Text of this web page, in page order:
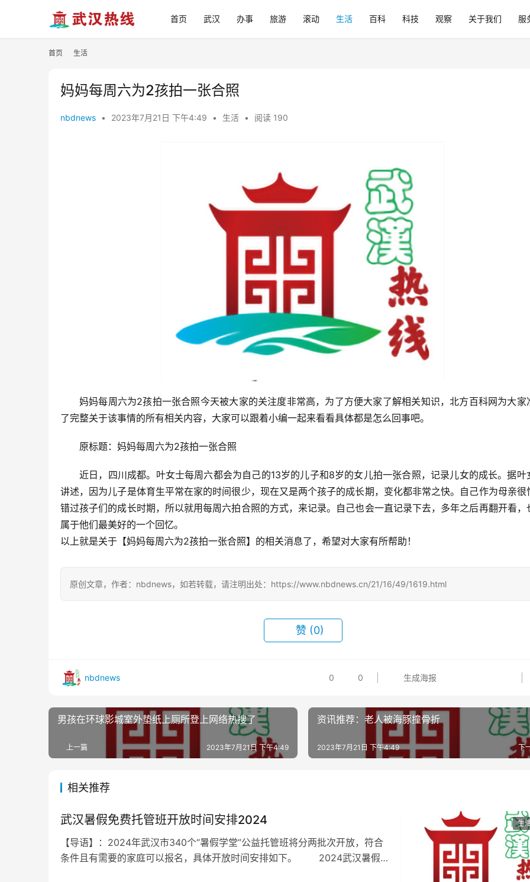
首页 武汉 办事 旅游 滚动 生活 百科 科技 观察 关于我们 服
首页 生活
妈妈每周六为2孩拍一张合照
nbdnews • 2023年7月21日 下午4:49 • 生活 • 阅读 190
妈妈每周六为2孩拍一张合照今天被大家的关注度非常高，为了方便大家了解相关知识，北方百科网为大家
了完整关于该事情的所有相关内容，大家可以跟着小编一起来看看具体都是怎么回事吧。
原标题：妈妈每周六为2孩拍一张合照
近日，四川成都。叶女士每周六都会为自己的13岁的儿子和8岁的女儿拍一张合照，记录儿女的成长。据叶
讲述，因为儿子是体育生平常在家的时间很少，现在又是两个孩子的成长期，变化都非常之快。自己作为母亲很
错过孩子们的成长时期，所以就用每周六拍合照的方式，来记录。自己也会一直记录下去，多年之后再翻开看，
属于他们最美好的一个回忆。
以上就是关于【妈妈每周六为2孩拍一张合照】的相关消息了，希望对大家有所帮助！
原创文章，作者：nbdnews，如若转载，请注明出处：https://www.nbdnews.cn/21/16/49/1619.html
赞 (0)
nbdnews 0 0 生成海报
男孩在环球影城室外垫纸上厕所登上网络热搜了
上一篇 2023年7月21日 下午4:49
资讯推荐：老人被海豚撞骨折
下
2023年7月21日 下午4:49
相关推荐
生
武汉暑假免费托管班开放时间安排2024
【导语】：2024年武汉市340个“暑假学堂”公益托管班将分两批次开放，符合
条件且有需要的家庭可以报名，具体开放时间安排如下。 2024武汉暑假